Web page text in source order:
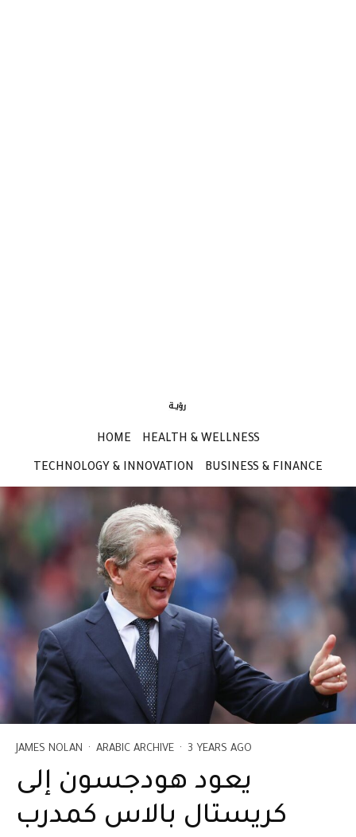
HOME HEALTH & WELLNESS
TECHNOLOGY & INNOVATION BUSINESS & FINANCE
JAMES NOLAN · ARABIC ARCHIVE · 3 YEARS AGO
يعود هودجسون إلى
كريستال بالاس كمدرب